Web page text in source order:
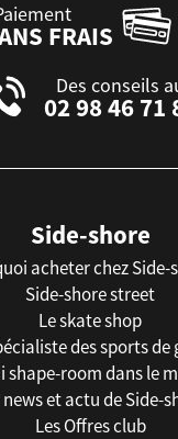
FRAIS
Des conseils
02 98 46 71
Side-shore
acheter chez Side-
Side-shore street
Le skate shop
des sports de
shape-room dans le
news et actu de Side-
Les Offres club